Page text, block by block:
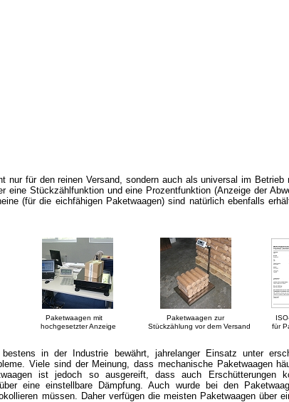
nur für den reinen Versand, sondern auch als universal im
eine Stückzählfunktion und eine Prozentfunktion (Anzeige der
(für die eichfähigen Paketwaagen) sind natürlich ebenfalls
den Paketwaagen mit Paketwaagen zur ISO-
Anzeige Stückzählung vor dem Versand für
in der Industrie bewährt, jahrelanger Einsatz unter
Viele sind der Meinung, dass mechanische Paketwaagen
ist jedoch so ausgereift, dass auch Erschütterungen
eine einstellbare Dämpfung. Auch wurde bei den
müssen. Daher verfügen die meisten Paketwaagen über